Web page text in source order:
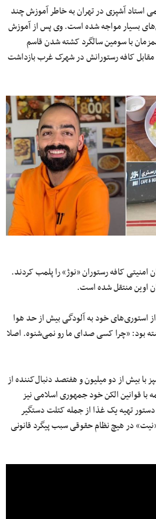
استاد آشپزی در تهران به خاطر آموزش چند
بسیار مواجه شده است. وی پس از آموزش
با سومین سالگرد کشته شدن قاسم
چهارشنبه ۱۴ دی‌ماه مقابل کافه رستورانش در شهرک غرب بازداشت
امنیتی کافه رستوران «نوژ» را پلمب کردند.
اوین منتقل شده است.
استوری‌های خود به آلودگی بیش از حد هوا
بود: «چرا کسی صدای ما رو نمی‌شنوه. اصلا
با بیش از دو میلیون و هفتصد دنبال‌کننده از
قوانین الکن خود جمهوری اسلامی نیز
تهیه یک غذا از جمله کتلت دستگیر
در هیچ نظام حقوقی سبب پیگرد قانونی